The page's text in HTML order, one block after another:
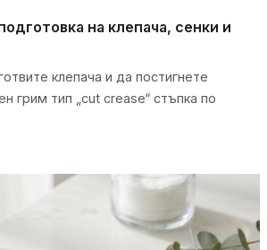
на клепача, сенки и
клепача и да постигнете
грим тип „cut crease“ стъпка по